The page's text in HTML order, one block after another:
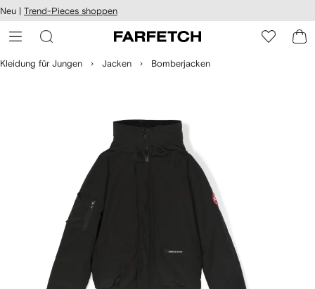
zum
Neu | Trend-Pieces shoppen
Kleidung für Jungen Jacken Bomberjacken